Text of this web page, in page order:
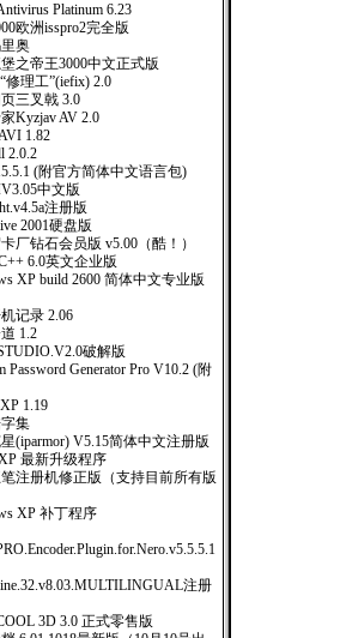
Platinum 6.23
欧洲isspro2完全版
奥
之帝王3000中文正式版
修理工”(iefix) 2.0
三叉戟 3.0
Kyzjav AV 2.0
1.82
2.0.2
(附官方简体中文语言包)
中文版
注册版
2001硬盘版
厂钻石会员版 v5.00（酷！）
6.0英文企业版
XP build 2600 简体中文专业版
记录 2.06
1.2
破解版
Password Generator Pro V10.2 (附
1.19
集
(iparmor) V5.15简体中文注册版
最新升级程序
注册机修正版（支持目前所有版
XP 补丁程序
注册
3D 3.0 正式零售版